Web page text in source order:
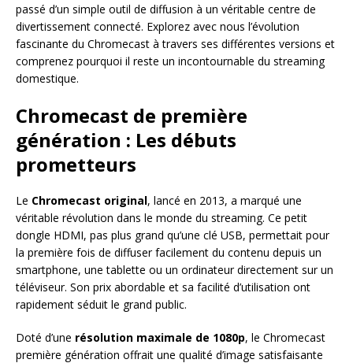
passé d’un simple outil de diffusion à un véritable centre de
divertissement connecté. Explorez avec nous l’évolution
fascinante du Chromecast à travers ses différentes versions et
comprenez pourquoi il reste un incontournable du streaming
domestique.
Chromecast de première
génération : Les débuts
prometteurs
Le Chromecast original, lancé en 2013, a marqué une
véritable révolution dans le monde du streaming. Ce petit
dongle HDMI, pas plus grand qu’une clé USB, permettait pour
la première fois de diffuser facilement du contenu depuis un
smartphone, une tablette ou un ordinateur directement sur un
téléviseur. Son prix abordable et sa facilité d’utilisation ont
rapidement séduit le grand public.
Doté d’une résolution maximale de 1080p, le Chromecast
première génération offrait une qualité d’image satisfaisante